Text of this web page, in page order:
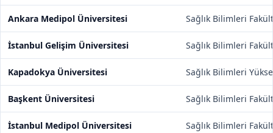
Ankara Medipol Üniversitesi Sağlık Bilimleri
İstanbul Gelişim Üniversitesi Sağlık Bilimleri
Kapadokya Üniversitesi Sağlık Bilimleri
Başkent Üniversitesi Sağlık Bilimleri
İstanbul Medipol Üniversitesi Sağlık Bilimleri